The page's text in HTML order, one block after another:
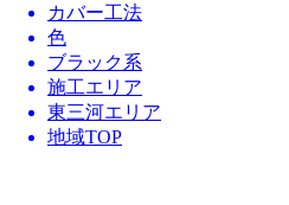
カバー工法
色
ブラック系
施工エリア
東三河エリア
地域TOP